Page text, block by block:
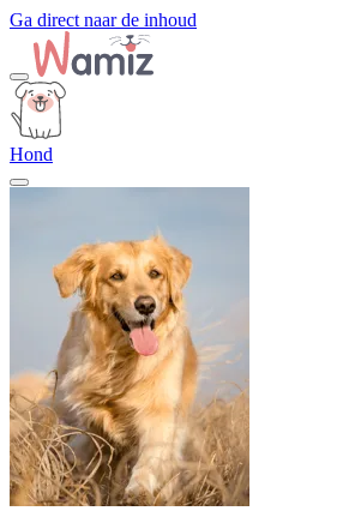
Ga direct naar de inhoud
Hond